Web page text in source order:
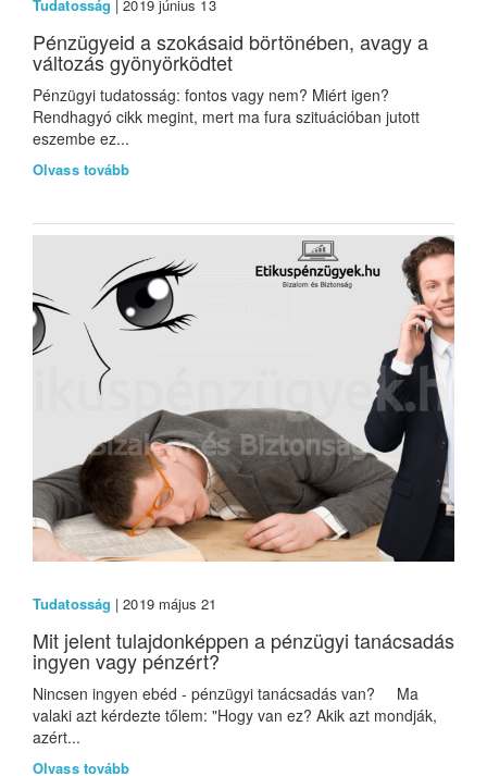
Tudatosság | 2019 június 13
Pénzügyeid a szokásaid börtönében, avagy a
változás gyönyörködtet
Pénzügyi tudatosság: fontos vagy nem? Miért igen?
Rendhagyó cikk megint, mert ma fura szituációban jutott
eszembe ez...
Olvass tovább
Tudatosság | 2019 május 21
Mit jelent tulajdonképpen a pénzügyi tanácsadás
ingyen vagy pénzért?
Nincsen ingyen ebéd - pénzügyi tanácsadás van? Ma
valaki azt kérdezte tőlem: "Hogy van ez? Akik azt mondják,
azért...
Olvass tovább